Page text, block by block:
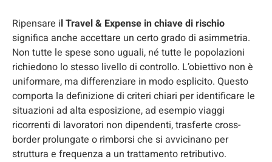
Ripensare il Travel & Expense in chiave di rischio
significa anche accettare un certo grado di asimmetria.
Non tutte le spese sono uguali, né tutte le popolazioni
richiedono lo stesso livello di controllo. L’obiettivo non è
uniformare, ma differenziare in modo esplicito. Questo
comporta la definizione di criteri chiari per identificare le
situazioni ad alta esposizione, ad esempio viaggi
ricorrenti di lavoratori non dipendenti, trasferte cross-
border prolungate o rimborsi che si avvicinano per
struttura e frequenza a un trattamento retributivo.